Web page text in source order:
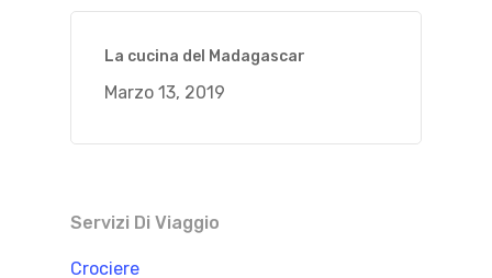
La cucina del Madagascar
Marzo 13, 2019
Servizi Di Viaggio
Crociere